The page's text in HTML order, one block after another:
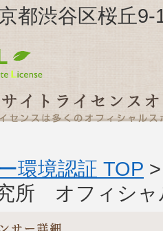
都渋谷区桜丘
環境認証 TOP
所 オフィシャ